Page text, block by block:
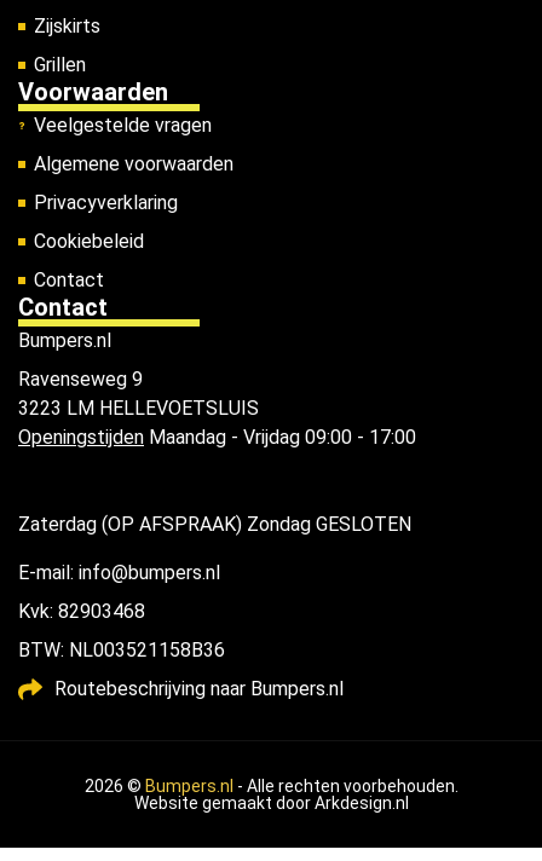
Zijskirts
Grillen
Voorwaarden
Veelgestelde vragen
Algemene voorwaarden
Privacyverklaring
Cookiebeleid
Contact
Contact
Bumpers.nl
Ravenseweg 9
3223 LM HELLEVOETSLUIS
Openingstijden Maandag - Vrijdag 09:00 - 17:00
Zaterdag (OP AFSPRAAK) Zondag GESLOTEN
E-mail: info@bumpers.nl
Kvk: 82903468
BTW: NL003521158B36
Routebeschrijving naar Bumpers.nl
2026 © Bumpers.nl - Alle rechten voorbehouden.
Website gemaakt doorArkdesign.nl